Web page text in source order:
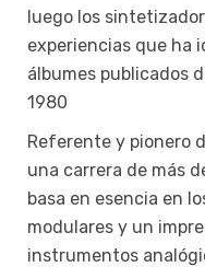
luego los
experiencias que ha
álbumes publicados
1980
Referente y pionero
una carrera de más
basa en esencia en
modulares y un
instrumentos